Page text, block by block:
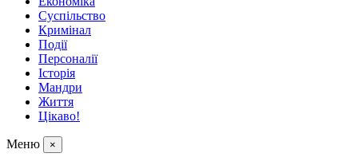
Суспільство
Кримінал
Події
Персоналії
Історія
Мандри
Життя
Цікаво!
Меню ×